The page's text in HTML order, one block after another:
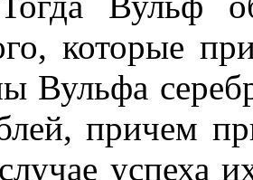
которые
Вульфа
причем
успеха